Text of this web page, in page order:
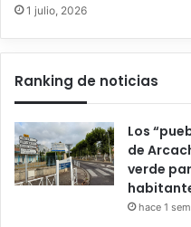
1 julio, 2026
Ranking de noticias
Los
de
verde
hace 1